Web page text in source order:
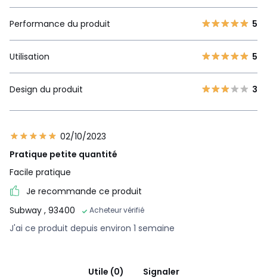
Performance du produit 5
Utilisation 5
Design du produit 3
02/10/2023
Pratique petite quantité
Facile pratique
Je recommande ce produit
Subway , 93400 Acheteur vérifié
J'ai ce produit depuis environ 1 semaine
Utile (0) Signaler